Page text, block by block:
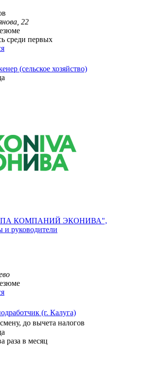
22
среди первых
(сельское хозяйство)
КОМПАНИЙ ЭКОНИВА",
и руководители
(г. Калуга)
до вычета налогов
раза в месяц